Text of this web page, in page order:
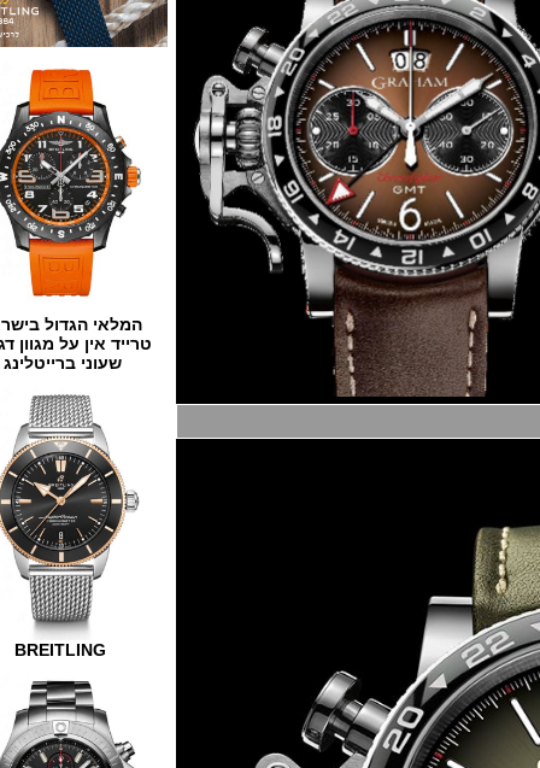
המלאי הגדול בישראל
טרייד אין על מגוון דגמים
שעוני ברייטלינג
BREITLING